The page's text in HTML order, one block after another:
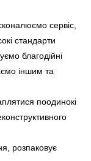
сервіс,
стандарти
благодійні
іншим та
поодинокі
розпаковує